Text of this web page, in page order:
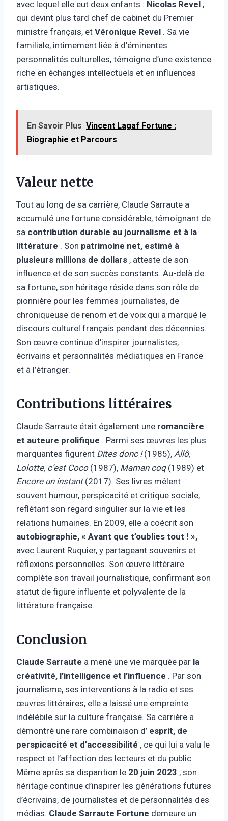
avec lequel elle eut deux enfants : Nicolas Revel ,
qui devint plus tard chef de cabinet du Premier
ministre français, et Véronique Revel . Sa vie
familiale, intimement liée à d’éminentes
personnalités culturelles, témoigne d’une existence
riche en échanges intellectuels et en influences
artistiques.
En Savoir Plus Vincent Lagaf Fortune :
Biographie et Parcours
Valeur nette
Tout au long de sa carrière, Claude Sarraute a
accumulé une fortune considérable, témoignant de
sa contribution durable au journalisme et à la
littérature . Son patrimoine net, estimé à
plusieurs millions de dollars , atteste de son
influence et de son succès constants. Au-delà de
sa fortune, son héritage réside dans son rôle de
pionnière pour les femmes journalistes, de
chroniqueuse de renom et de voix qui a marqué le
discours culturel français pendant des décennies.
Son œuvre continue d’inspirer journalistes,
écrivains et personnalités médiatiques en France
et à l’étranger.
Contributions littéraires
Claude Sarraute était également une romancière
et auteure prolifique . Parmi ses œuvres les plus
marquantes figurent Dites donc !(1985), Allô,
Lolotte, c’est Coco(1987), Maman coq(1989) et
Encore un instant(2017). Ses livres mêlent
souvent humour, perspicacité et critique sociale,
reflétant son regard singulier sur la vie et les
relations humaines. En 2009, elle a coécrit son
autobiographie, « Avant que t’oublies tout ! »,
avec Laurent Ruquier, y partageant souvenirs et
réflexions personnelles. Son œuvre littéraire
complète son travail journalistique, confirmant son
statut de figure influente et polyvalente de la
littérature française.
Conclusion
Claude Sarraute a mené une vie marquée par la
créativité, l’intelligence et l’influence . Par son
journalisme, ses interventions à la radio et ses
œuvres littéraires, elle a laissé une empreinte
indélébile sur la culture française. Sa carrière a
démontré une rare combinaison d’ esprit, de
perspicacité et d’accessibilité , ce qui lui a valu le
respect et l’affection des lecteurs et du public.
Même après sa disparition le 20 juin 2023 , son
héritage continue d’inspirer les générations futures
d’écrivains, de journalistes et de personnalités des
médias. Claude Sarraute Fortune demeure un